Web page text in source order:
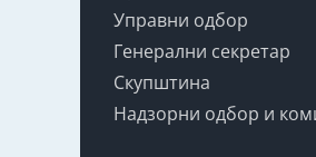
Управни одбор
Генерални секретар
Скупштина
Надзорни одбор и